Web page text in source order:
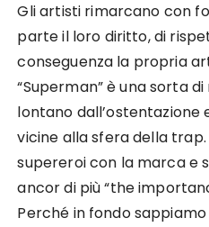
Gli artisti rimarcano con
parte il loro diritto, di
conseguenza la propria
“Superman” è una sorta
lontano dall’ostentazione
vicine alla sfera della
supereroi con la marca e
ancor di più “the
Perché in fondo